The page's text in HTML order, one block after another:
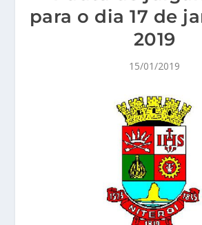
para o dia 17 de
2019
15/01/2019